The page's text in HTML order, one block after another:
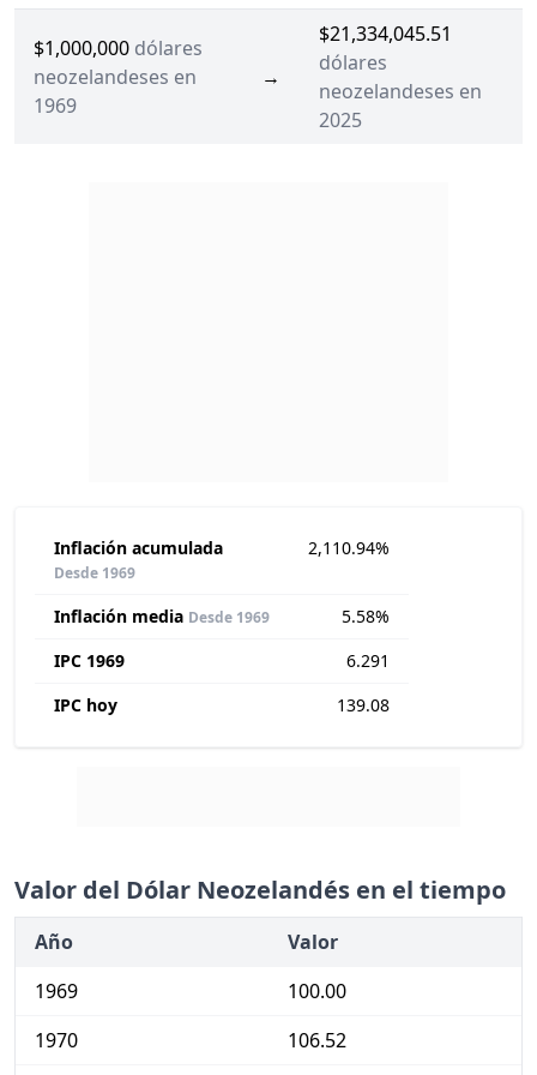
$1,000,000 dólares
neozelandeses en
1969
→
$21,334,045.51
dólares
neozelandeses en
2025
Inflación acumulada
Desde 1969
2,110.94%
Inflación media Desde 1969
5.58%
IPC 1969
6.291
IPC hoy
139.08
Valor del Dólar Neozelandés en el tiempo
Año
Valor
1969
100.00
1970
106.52